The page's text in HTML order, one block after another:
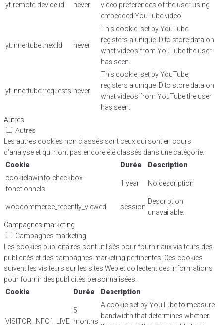
yt-remote-device-id never
video preferences of the user using
embedded YouTube video.
yt.innertube::nextId never
This cookie, set by YouTube,
registers a unique ID to store data on
what videos from YouTube the user
has seen.
yt.innertube::requests never
This cookie, set by YouTube,
registers a unique ID to store data on
what videos from YouTube the user
has seen.
Autres
Autres
Les autres cookies non classés sont ceux qui sont en cours
d'analyse et qui n'ont pas encore été classés dans une catégorie.
Cookie
Durée
Description
cookielawinfo-checkbox-
fonctionnels
1 year No description
woocommerce_recently_viewed session
Description
unavailable.
Campagnes marketing
Campagnes marketing
Les cookies publicitaires sont utilisés pour fournir aux visiteurs des
publicités et des campagnes marketing pertinentes. Ces cookies
suivent les visiteurs sur les sites Web et collectent des informations
pour fournir des publicités personnalisées.
Cookie
Durée Description
VISITOR_INFO1_LIVE
5
months
A cookie set by YouTube to measure
bandwidth that determines whether